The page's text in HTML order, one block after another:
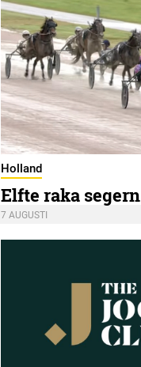
Holland
Elfte raka segern
7 AUGUSTI